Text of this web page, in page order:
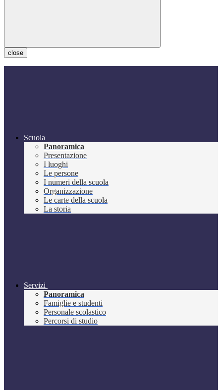
close
Scuola
Panoramica
Presentazione
I luoghi
Le persone
I numeri della scuola
Organizzazione
Le carte della scuola
La storia
Servizi
Panoramica
Famiglie e studenti
Personale scolastico
Percorsi di studio